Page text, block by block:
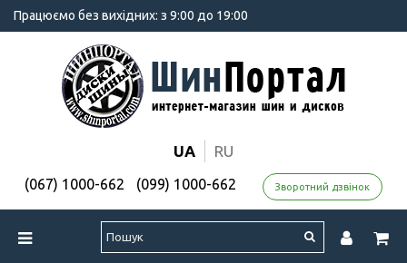
Працюємо без вихідних: з 9:00 до 19:00
UA RU
(067) 1000-662 (099) 1000-662 Зворотний дзвінок